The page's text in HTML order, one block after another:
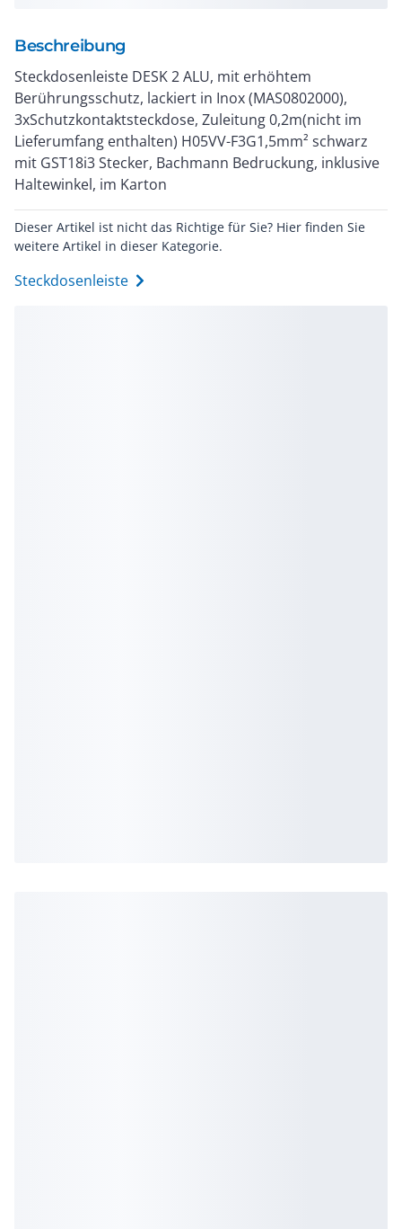
Beschreibung
Steckdosenleiste DESK 2 ALU, mit erhöhtem
Berührungsschutz, lackiert in Inox (MAS0802000),
3xSchutzkontaktsteckdose, Zuleitung 0,2m(nicht im
Lieferumfang enthalten) H05VV-F3G1,5mm² schwarz
mit GST18i3 Stecker, Bachmann Bedruckung, inklusive
Haltewinkel, im Karton
Dieser Artikel ist nicht das Richtige für Sie? Hier finden Sie
weitere Artikel in dieser Kategorie.
Steckdosenleiste